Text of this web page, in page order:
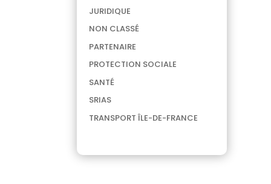
JURIDIQUE
NON CLASSÉ
PARTENAIRE
PROTECTION SOCIALE
SANTÉ
SRIAS
TRANSPORT ÎLE-DE-FRANCE